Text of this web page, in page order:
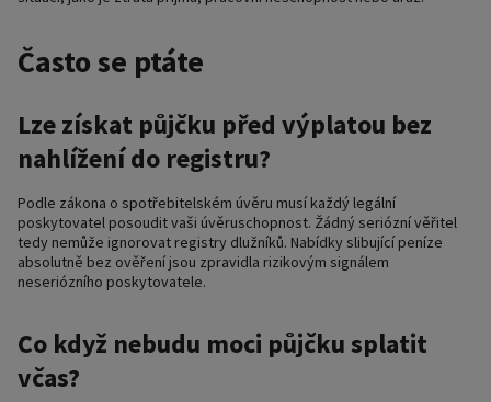
Často se ptáte
Lze získat půjčku před výplatou bez
nahlížení do registru?
Podle zákona o spotřebitelském úvěru musí každý legální
poskytovatel posoudit vaši úvěruschopnost. Žádný seriózní věřitel
tedy nemůže ignorovat registry dlužníků. Nabídky slibující peníze
absolutně bez ověření jsou zpravidla rizikovým signálem
neseriózního poskytovatele.
Co když nebudu moci půjčku splatit
včas?